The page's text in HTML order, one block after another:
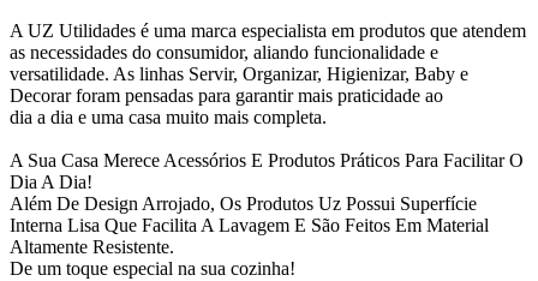
A UZ Utilidades é uma marca especialista em produtos que atendem
as necessidades do consumidor, aliando funcionalidade e
versatilidade. As linhas Servir, Organizar, Higienizar, Baby e
Decorar foram pensadas para garantir mais praticidade ao
dia a dia e uma casa muito mais completa.
A Sua Casa Merece Acessórios E Produtos Práticos Para Facilitar O
Dia A Dia!
Além De Design Arrojado, Os Produtos Uz Possui Superfície
Interna Lisa Que Facilita A Lavagem E São Feitos Em Material
Altamente Resistente.
De um toque especial na sua cozinha!